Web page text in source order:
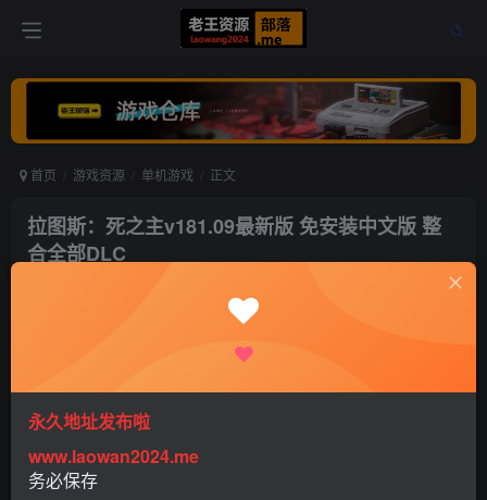
首页 游戏资源 单机游戏 正文
拉图斯：死之主v181.09最新版 免安装中文版 整
合全部DLC
永久地址发布啦
www.laowan2024.me
务必保存